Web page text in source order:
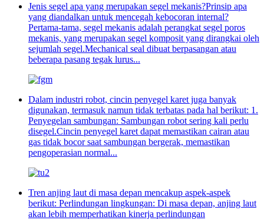
Jenis segel apa yang merupakan segel mekanis?Prinsip apa
yang diandalkan untuk mencegah kebocoran internal?
Pertama-tama, segel mekanis adalah perangkat segel poros
mekanis, yang merupakan segel komposit yang dirangkai oleh
sejumlah segel.Mechanical seal dibuat berpasangan atau
beberapa pasang tegak lurus...
Dalam industri robot, cincin penyegel karet juga banyak
digunakan, termasuk namun tidak terbatas pada hal berikut: 1.
Penyegelan sambungan: Sambungan robot sering kali perlu
disegel.Cincin penyegel karet dapat memastikan cairan atau
gas tidak bocor saat sambungan bergerak, memastikan
pengoperasian normal...
Tren anjing laut di masa depan mencakup aspek-aspek
berikut: Perlindungan lingkungan: Di masa depan, anjing laut
akan lebih memperhatikan kinerja perlindungan